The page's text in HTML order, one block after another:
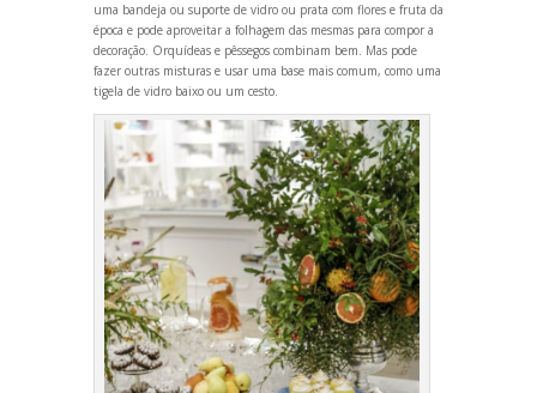
uma bandeja ou suporte de vidro ou prata com flores e fruta da
época e pode aproveitar a folhagem das mesmas para compor a
decoração. Orquídeas e pêssegos combinam bem. Mas pode
fazer outras misturas e usar uma base mais comum, como uma
tigela de vidro baixo ou um cesto.